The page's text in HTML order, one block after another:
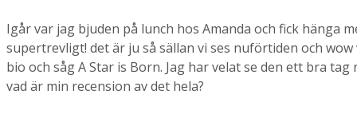
Igår var jag bjuden på lunch hos Amanda och fick hänga
supertrevligt! det är ju så sällan vi ses nuförtiden och
bio och såg A Star is Born. Jag har velat se den ett bra
vad är min recension av det hela?